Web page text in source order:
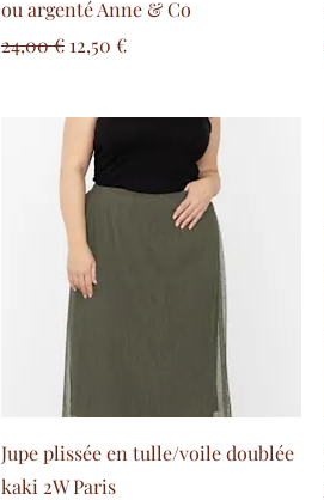
ou argenté Anne & Co
Prezzo regolare
24,00 € Prezzo scontato
12,50 €
Jupe plissée en tulle/voile doublée
kaki 2W Paris